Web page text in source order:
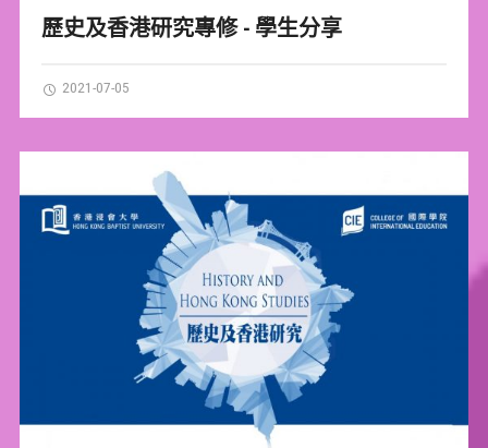
歷史及香港研究專修 - 學生分享
2021-07-05